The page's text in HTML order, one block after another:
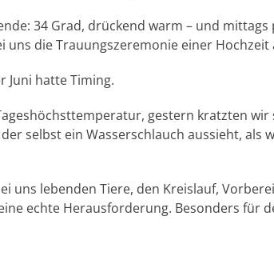
34 Grad, drückend warm – und
uns die Trauungszeremonie einer Hochzeit
Juni hatte Timing.
gestern kratzten
selbst ein Wasserschlauch aussieht, als
uns lebenden Tiere, den Kreislauf,
echte Herausforderung. Besonders für